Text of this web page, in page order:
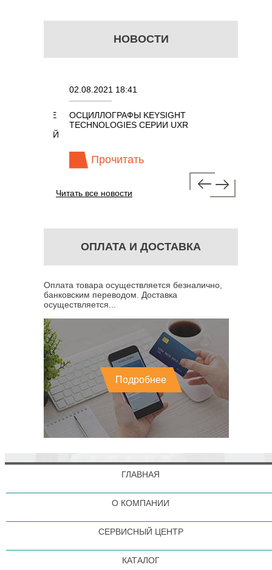
НОВОСТИ
02.08.2021 18:41
ОСЦИЛЛОГРАФЫ KEYSIGHT
TECHNOLOGIES СЕРИИ UXR
Прочитать
Читать все новости
ОПЛАТА И ДОСТАВКА
Оплата товара осуществляется безналично,
банковским переводом. Доставка
осуществляется...
Подробнее
ГЛАВНАЯ
О КОМПАНИИ
СЕРВИСНЫЙ ЦЕНТР
КАТАЛОГ